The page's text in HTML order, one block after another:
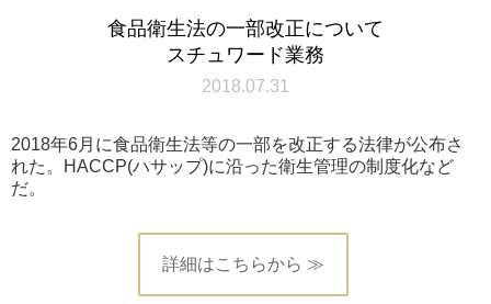
食品衛生法の一部改正について
スチュワード業務
2018.07.31
2018年6月に食品衛生法等の一部を改正する法律が公布さ
れた。HACCP(ハサップ)に沿った衛生管理の制度化など
だ。
詳細はこちらから ≫